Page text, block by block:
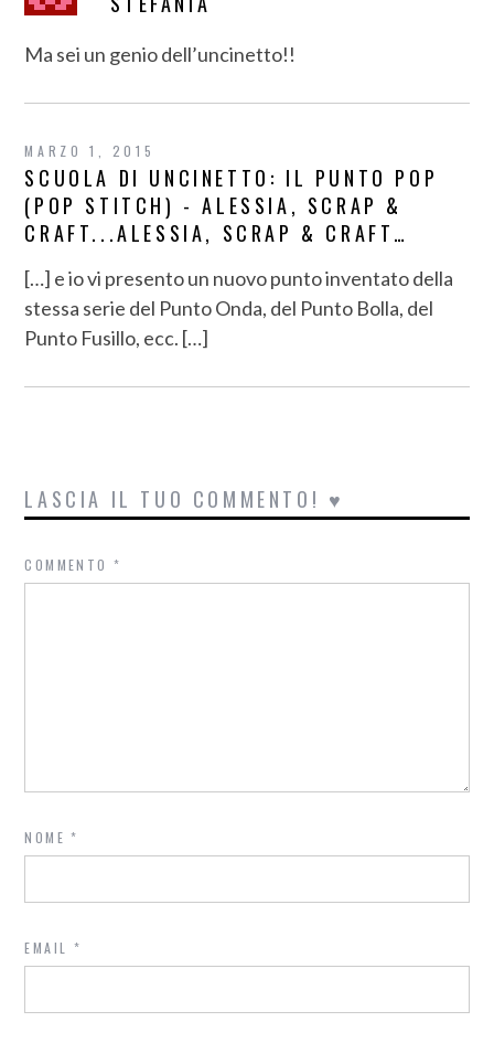
Ma sei un genio dell’uncinetto!!
MARZO 1, 2015
SCUOLA DI UNCINETTO: IL PUNTO POP
(POP STITCH) - ALESSIA, SCRAP &
CRAFT...ALESSIA, SCRAP & CRAFT…
[…] e io vi presento un nuovo punto inventato della
stessa serie del Punto Onda, del Punto Bolla, del
Punto Fusillo, ecc. […]
LASCIA IL TUO COMMENTO! ♥
COMMENTO*
NOME*
EMAIL *